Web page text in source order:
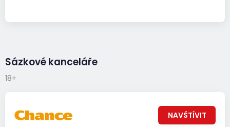
Sázkové kanceláře
18+
NAVŠTÍVIT